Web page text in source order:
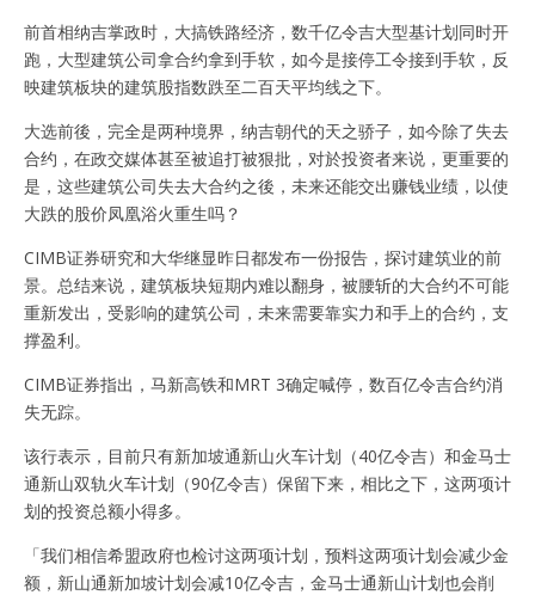
前首相纳吉掌政时，大搞铁路经济，数千亿令吉大型基计划同时开
跑，大型建筑公司拿合约拿到手软，如今是接停工令接到手软，反
映建筑板块的建筑股指数跌至二百天平均线之下。
大选前後，完全是两种境界，纳吉朝代的天之骄子，如今除了失去
合约，在政交媒体甚至被追打被狠批，对於投资者来说，更重要的
是，这些建筑公司失去大合约之後，未来还能交出赚钱业绩，以使
大跌的股价凤凰浴火重生吗？
CIMB证券研究和大华继显昨日都发布一份报告，探讨建筑业的前
景。总结来说，建筑板块短期内难以翻身，被腰斩的大合约不可能
重新发出，受影响的建筑公司，未来需要靠实力和手上的合约，支
撑盈利。
CIMB证券指出，马新高铁和MRT 3确定喊停，数百亿令吉合约消
失无踪。
该行表示，目前只有新加坡通新山火车计划（40亿令吉）和金马士
通新山双轨火车计划（90亿令吉）保留下来，相比之下，这两项计
划的投资总额小得多。
「我们相信希盟政府也检讨这两项计划，预料这两项计划会减少金
额，新山通新加坡计划会减10亿令吉，金马士通新山计划也会削